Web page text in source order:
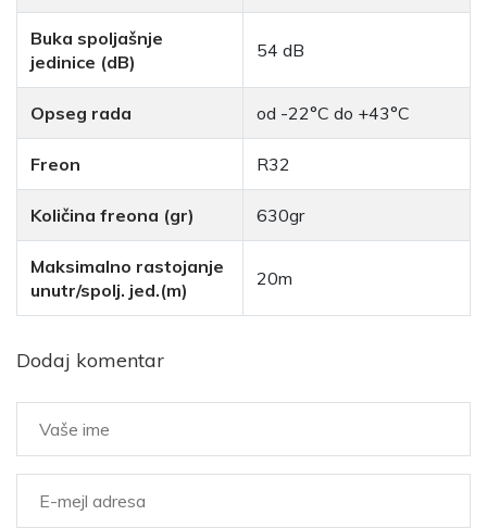
Buka spoljašnje
jedinice (dB)
54 dB
Opseg rada od -22°C do +43°C
Freon R32
Količina freona (gr) 630gr
Maksimalno rastojanje
unutr/spolj. jed.(m)
20m
Dodaj komentar